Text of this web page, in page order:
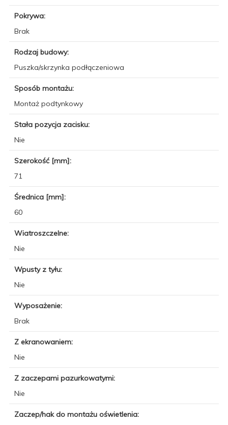
Pokrywa:
Brak
Rodzaj budowy:
Puszka/skrzynka podłączeniowa
Sposób montażu:
Montaż podtynkowy
Stała pozycja zacisku:
Nie
Szerokość [mm]:
71
Średnica [mm]:
60
Wiatroszczelne:
Nie
Wpusty z tyłu:
Nie
Wyposażenie:
Brak
Z ekranowaniem:
Nie
Z zaczepami pazurkowatymi:
Nie
Zaczep/hak do montażu oświetlenia: